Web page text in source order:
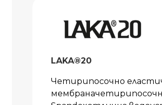
LAKA®20
Четирипосочно